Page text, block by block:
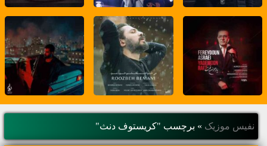
نفیس موزیک » برچسب "کریستوف دنث"